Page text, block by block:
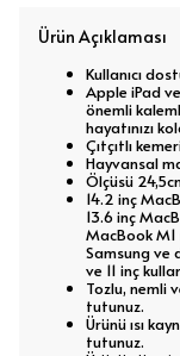
Ürün Açıklaması
Kullanıcı
Apple iPad
önemli
hayatınızı
Çıtçıtlı
Hayvansal
Ölçüsü
14.2 inç
13.6 inç
MacBook
Samsung ve
ve 11 inç
Tozlu, nemli
tutunuz.
Ürünü ısı
tutunuz.